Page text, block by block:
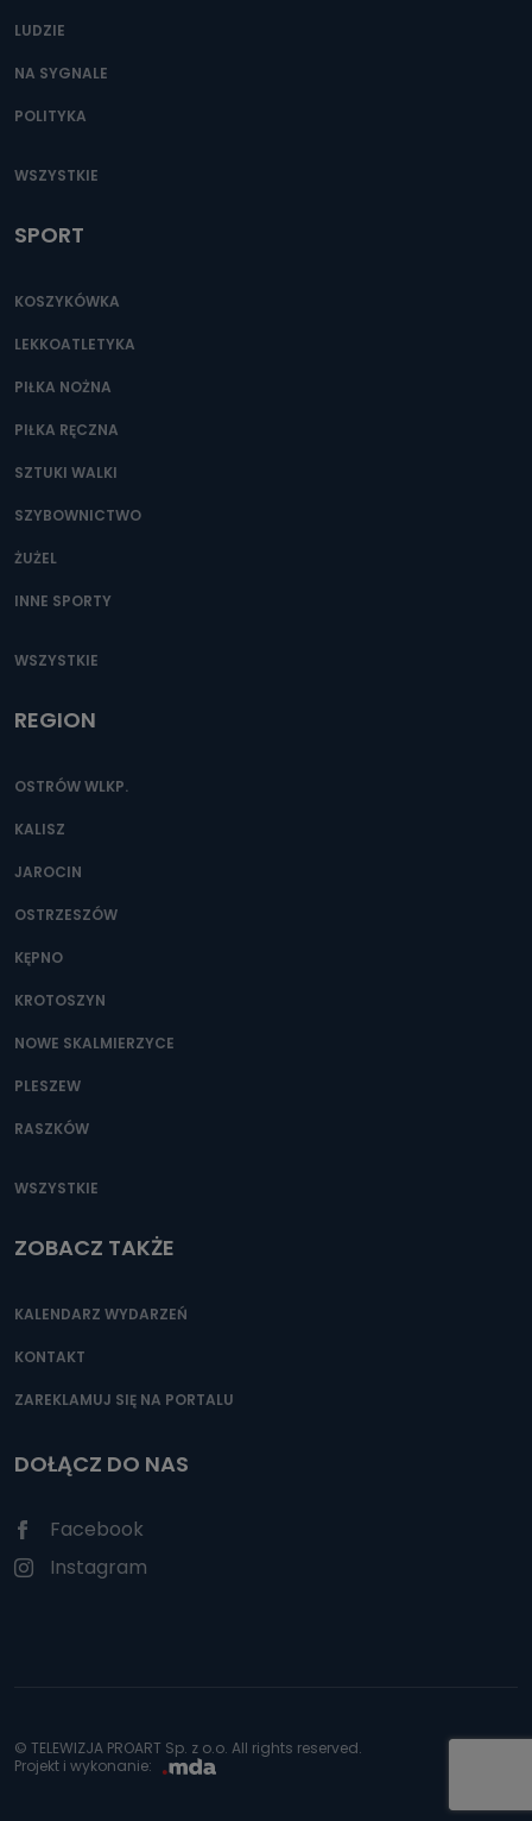
LUDZIE
NA SYGNALE
POLITYKA
WSZYSTKIE
SPORT
KOSZYKÓWKA
LEKKOATLETYKA
PIŁKA NOŻNA
PIŁKA RĘCZNA
SZTUKI WALKI
SZYBOWNICTWO
ŻUŻEL
INNE SPORTY
WSZYSTKIE
REGION
OSTRÓW WLKP.
KALISZ
JAROCIN
OSTRZESZÓW
KĘPNO
KROTOSZYN
NOWE SKALMIERZYCE
PLESZEW
RASZKÓW
WSZYSTKIE
ZOBACZ TAKŻE
KALENDARZ WYDARZEŃ
KONTAKT
ZAREKLAMUJ SIĘ NA PORTALU
DOŁĄCZ DO NAS
Facebook
Instagram
© TELEWIZJA PROART Sp. z o.o. All rights reserved.
Projekt i wykonanie: